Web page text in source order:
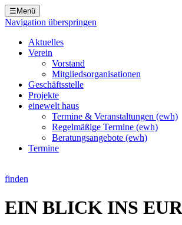
☰ Menü
Navigation überspringen
Aktuelles
Verein
Vorstand
Mitgliedsorganisationen
Geschäftsstelle
Projekte
einewelt haus
Termine & Veranstaltungen (ewh)
Regelmäßige Termine (ewh)
Beratungsangebote (ewh)
Termine
finden
EIN BLICK INS